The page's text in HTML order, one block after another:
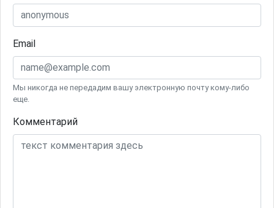
Email
Мы никогда не передадим вашу электронную почту кому-либо
еще.
Комментарий